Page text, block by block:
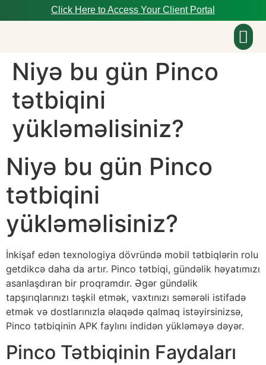
Click Here to Access Your Client Portal
Niyə bu gün Pinco
tətbiqini
yükləməlisiniz?
Niyə bu gün Pinco
tətbiqini
yükləməlisiniz?
İnkişaf edən texnologiya dövründə mobil tətbiqlərin rolu
getdikcə daha da artır. Pinco tətbiqi, gündəlik həyatımızı
asanlaşdıran bir proqramdır. Əgər gündəlik
tapşırıqlarınızı təşkil etmək, vaxtınızı səmərəli istifadə
etmək və dostlarınızla əlaqədə qalmaq istəyirsinizsə,
Pinco tətbiqinin APK faylını indidən yükləməyə dəyər.
Pinco Tətbiqinin Faydaları